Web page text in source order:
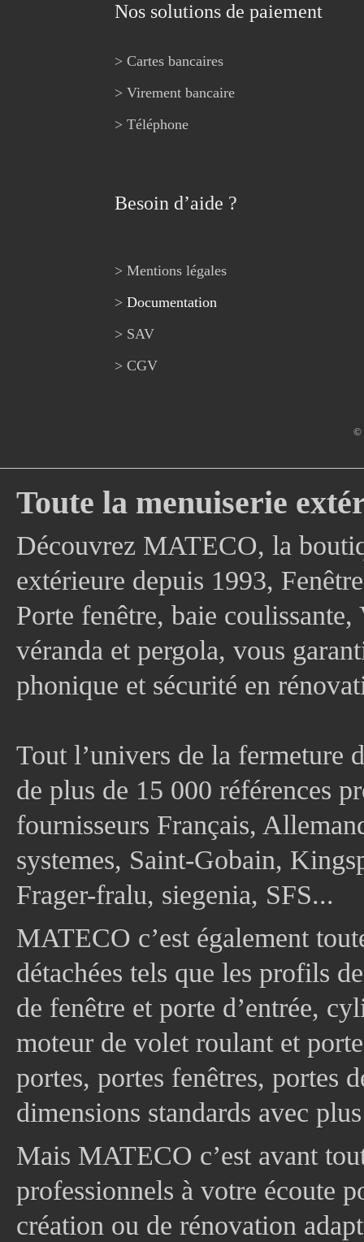
Nos solutions de paiement
> Cartes bancaires
> Virement bancaire
> Téléphone
Besoin d’aide ?
> Mentions légales
> Documentation
> SAV
> CGV
©
Toute la menuiserie
Découvrez MATECO, la
extérieure depuis 1993,
Porte fenêtre, baie
véranda et pergola, vous
phonique et sécurité en
Tout l’univers de la fermeture
de plus de 15 000 références
fournisseurs Français,
systemes, Saint-Gobain,
Frager-fralu, siegenia, SFS...
MATECO c’est également
détachées tels que les profils
de fenêtre et porte d’entrée,
moteur de volet roulant et
portes, portes fenêtres, portes
dimensions standards avec
Mais MATECO c’est avant
professionnels à votre écoute
création ou de rénovation